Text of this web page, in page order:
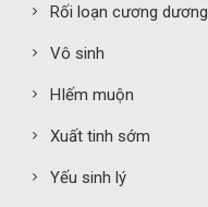
Rối loạn cương dương
Vô sinh
HIếm muộn
Xuất tinh sớm
Yếu sinh lý